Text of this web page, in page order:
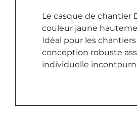
Le casque de chantier
couleur jaune
Idéal pour les
conception robuste
individuelle